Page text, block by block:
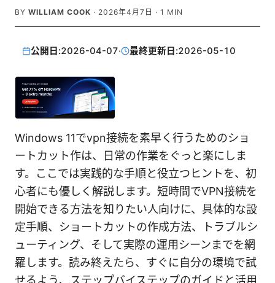
BY WILLIAM COOK · 2026年4月7日 · 1 MIN
公開日:2026-04-07· 最終更新日:2026-05-10
Windows 11でvpn接続を素早く行うためのショ
ートカット作は、日常の作業をぐっと楽にしま
す。ここでは実践的な手順と役立つヒントを、初
心者にも優しく解説します。短時間でVPN接続を
開始できる方法を知りたい人向けに、具体的な設
定手順、ショートカットの作成方法、トラブルシ
ューティング、そして実際の運用シーンまでを網
羅します。読み終えたら、すぐに自分の環境で試
せるよう、ステップバイステップのガイドと活用